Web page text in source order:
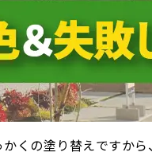
くの塗り替えですか